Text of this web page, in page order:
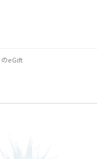
のeGift